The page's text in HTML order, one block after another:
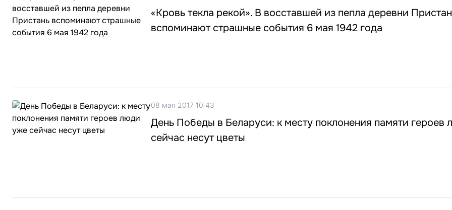
«Кровь текла рекой». В восставшей из пепла деревни
вспоминают страшные события 6 мая 1942 года
08 мая 2017 10:43
День Победы в Беларуси: к месту поклонения памяти героев
сейчас несут цветы